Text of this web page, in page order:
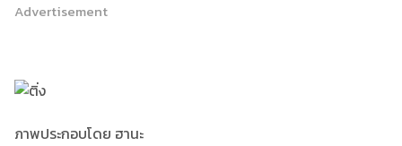
Advertisement
ภาพประกอบโดย ฮานะ